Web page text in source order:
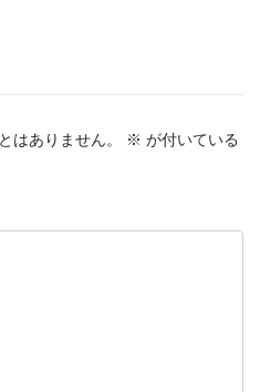
はありません。 ※ が付いている